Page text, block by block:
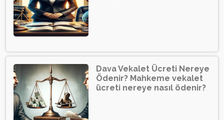
Dava Vekalet Ücreti Nereye
Ödenir? Mahkeme vekalet
ücreti nereye nasıl ödenir?